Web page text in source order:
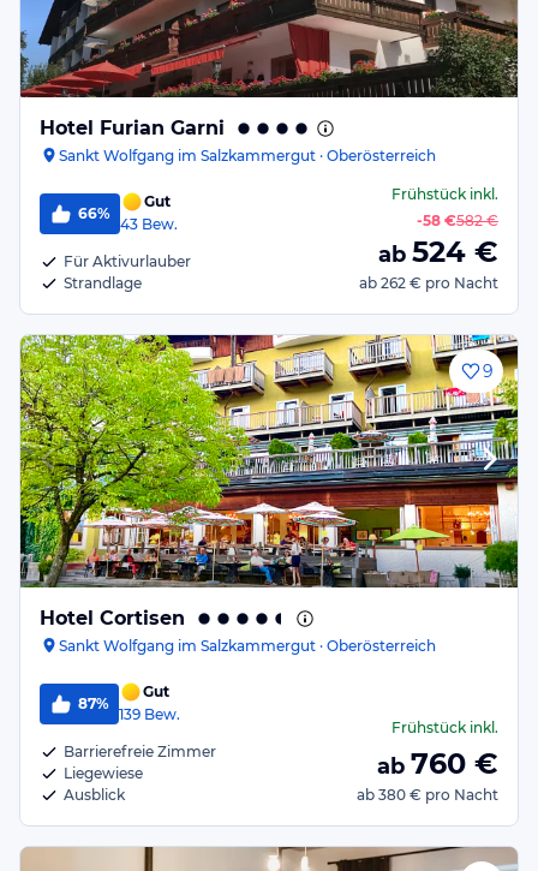
Hotel Furian Garni
Sankt Wolfgang im Salzkammergut · Oberösterreich
66%
Gut
43 Bew.
Für Aktivurlauber
Strandlage
Frühstückinkl.
-58 €582 €
ab 524 €
ab 262 € pro Nacht
9
Hotel Cortisen
Sankt Wolfgang im Salzkammergut · Oberösterreich
87%
Gut
139 Bew.
Barrierefreie Zimmer
Liegewiese
Ausblick
Frühstückinkl.
ab 760 €
ab 380 € pro Nacht